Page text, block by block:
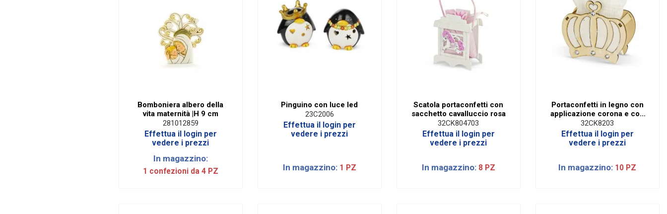
Bomboniera albero della
vita maternità |H 9 cm
281012859
Effettua il login per
vedere i prezzi
In magazzino:
1 confezioni da 4 PZ
Pinguino con luce led
23C2006
Effettua il login per
vedere i prezzi
In magazzino: 1 PZ
Scatola portaconfetti con
sacchetto cavalluccio rosa
32CK804703
Effettua il login per
vedere i prezzi
In magazzino: 8 PZ
Portaconfetti in legno con
applicazione corona e con
sacchetto
32CK8203
Effettua il login per
vedere i prezzi
In magazzino: 10 PZ